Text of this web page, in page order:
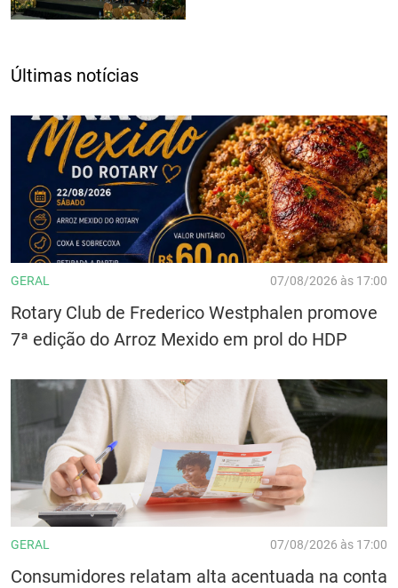
Últimas notícias
GERAL 07/08/2026 às 17:00
Rotary Club de Frederico Westphalen promove
7ª edição do Arroz Mexido em prol do HDP
GERAL 07/08/2026 às 17:00
Consumidores relatam alta acentuada na conta